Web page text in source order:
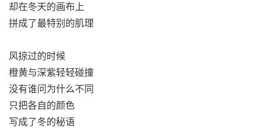
却在冬天的画布上
拼成了最特别的肌理
风掠过的时候
橙黄与深紫轻轻碰撞
没有谁问为什么不同
只把各自的颜色
写成了冬的秘语